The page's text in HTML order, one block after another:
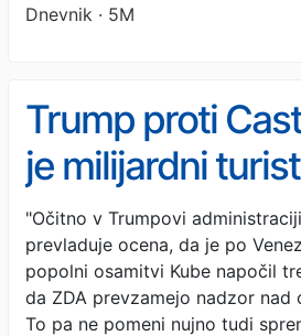
Dnevnik · 5M
Trump proti
je milijardni
imperij
"Očitno v Trumpovi administraciji
prevladuje ocena, da je po
popolni osamitvi Kube napočil
da ZDA prevzamejo nadzor nad
To pa ne pomeni nujno tudi